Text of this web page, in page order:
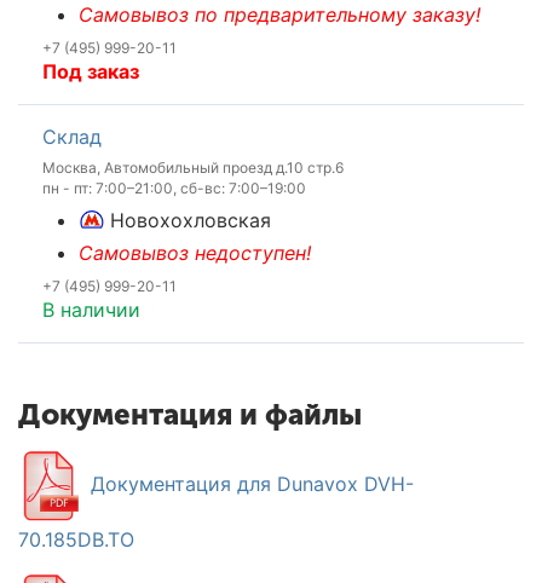
Самовывоз по предварительному заказу!
+7 (495) 999-20-11
Под заказ
Склад
Москва, Автомобильный проезд д.10 стр.6
пн - пт: 7:00–21:00, сб-вс: 7:00–19:00
Новохохловская
Самовывоз недоступен!
+7 (495) 999-20-11
В наличии
Документация и файлы
Документация для Dunavox DVH-
70.185DB.TO